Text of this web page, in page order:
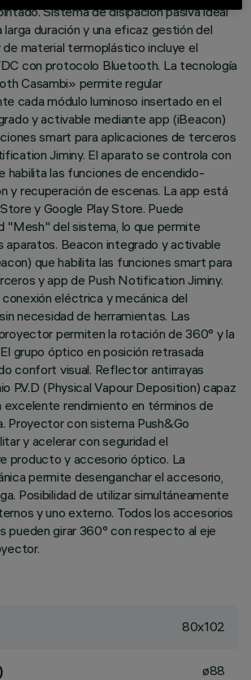
Sistema de disipación pasiva ideal
larga duración y una eficaz gestión del
de material termoplástico incluye el
con protocolo Bluetooth. La tecnología
Casambi» permite regular
cada módulo luminoso insertado en el
y activable mediante app (iBeacon)
smart para aplicaciones de terceros
Jiminy. El aparato se controla con
habilita las funciones de encendido-
y recuperación de escenas. La app está
y Google Play Store. Puede
"Mesh" del sistema, lo que permite
aparatos. Beacon integrado y activable
que habilita las funciones smart para
y app de Push Notification Jiminy.
eléctrica y mecánica del
necesidad de herramientas. Las
permiten la rotación de 360° y la
grupo óptico en posición retrasada
confort visual. Reflector antirrayas
P.V.D (Physical Vapour Deposition) capaz
excelente rendimiento en términos de
Proyector con sistema Push&Go
y acelerar con seguridad el
producto y accesorio óptico. La
permite desenganchar el accesorio,
Posibilidad de utilizar simultáneamente
y uno externo. Todos los accesorios
pueden girar 360° con respecto al eje
80x102
ø88